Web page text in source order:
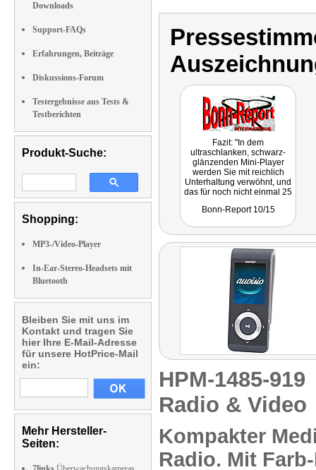
Downloads
Support-FAQs
Erfahrungen, Beiträge
Diskussions-Forum
Testergebnisse aus Tests &
Testberichten
Produkt-Suche:
Shopping:
MP3-/Video-Player
In-Ear-Stereo-Headsets mit
Bluetooth
Bleiben Sie mit uns im
Kontakt und tragen Sie
hier Ihre E-Mail-Adresse
für unsere HotPrice-Mail
ein:
Mehr Hersteller-
Seiten:
Fazit: "In dem
ultraschlanken, schwarz-
glänzenden Mini-Player
werden Sie mit reichlich
Unterhaltung verwöhnt, und
das für noch nicht einmal 25
Riesenleistung für wenig
Bonn-Report 10/15
HPM-1485-
Radio & Video
Kompakter
Radio. Mit